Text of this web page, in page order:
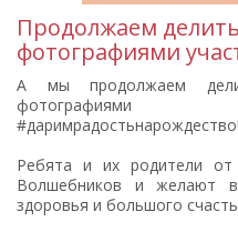
Продолжаем
фотографиями
А мы продолжаем
фотографиями
#даримрадостьнарождество!
Ребята и их родители от
Волшебников и желают
здоровья и большого